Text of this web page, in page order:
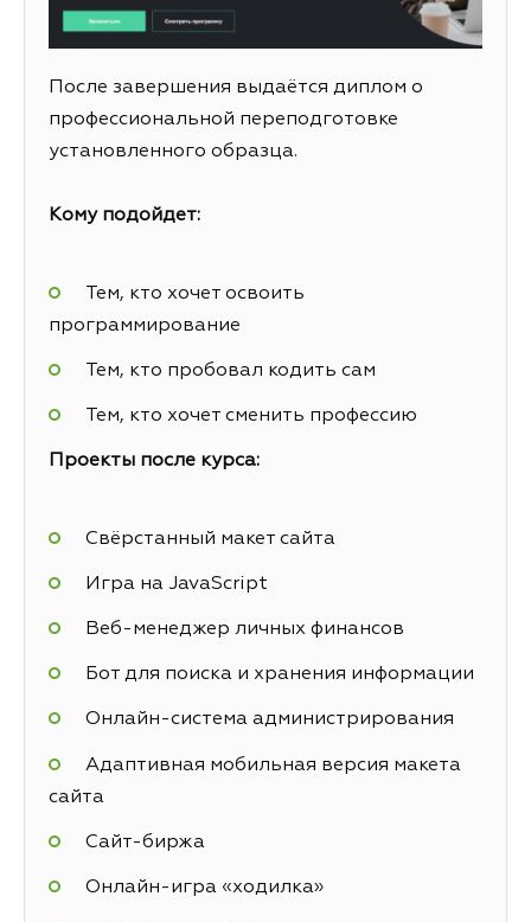
После завершения выдаётся диплом о
профессиональной переподготовке
установленного образца.
Кому подойдет:
Тем, кто хочет освоить
программирование
Тем, кто пробовал кодить сам
Тем, кто хочет сменить профессию
Проекты после курса:
Свёрстанный макет сайта
Игра на JavaScript
Веб-менеджер личных финансов
Бот для поиска и хранения информации
Онлайн-система администрирования
Адаптивная мобильная версия макета
сайта
Cайт-биржа
Онлайн-игра «ходилка»